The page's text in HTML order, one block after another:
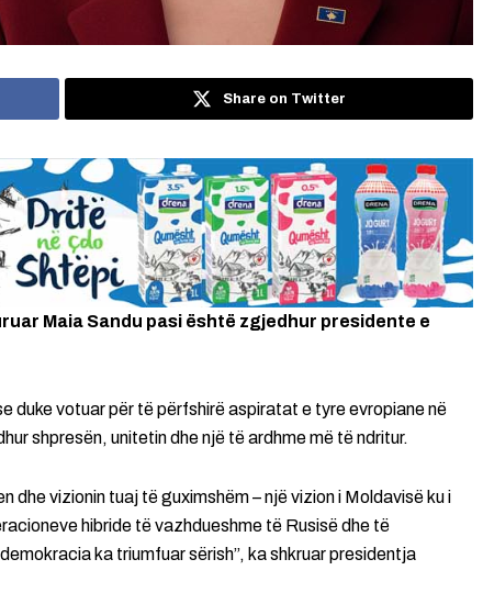
Share on Twitter
Maia Sandu pasi është zgjedhur presidente e
duke votuar për të përfshirë aspiratat e tyre evropiane në
shpresën, unitetin dhe një të ardhme më të ndritur.
dhe vizionin tuaj të guximshëm – një vizion i Moldavisë ku i
hibride të vazhdueshme të Rusisë dhe të
ka triumfuar sërish”, ka shkruar presidentja